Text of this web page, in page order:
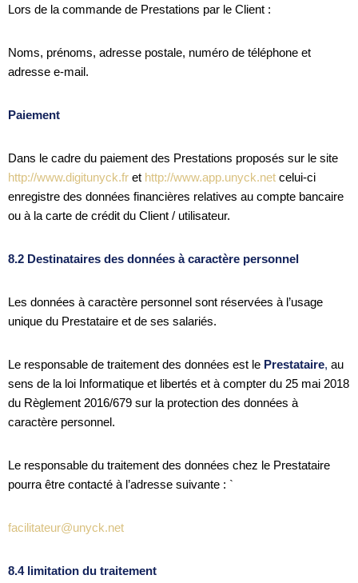
Lors de la commande de Prestations par le Client :
Noms, prénoms, adresse postale, numéro de téléphone et
adresse e-mail.
Paiement
Dans le cadre du paiement des Prestations proposés sur le site
http://www.digitunyck.fr et http://www.app.unyck.net celui-ci
enregistre des données financières relatives au compte bancaire
ou à la carte de crédit du Client / utilisateur.
8.2 Destinataires des données à caractère personnel
Les données à caractère personnel sont réservées à l’usage
unique du Prestataire et de ses salariés.
Le responsable de traitement des données est le Prestataire, au
sens de la loi Informatique et libertés et à compter du 25 mai 2018
du Règlement 2016/679 sur la protection des données à
caractère personnel.
Le responsable du traitement des données chez le Prestataire
pourra être contacté à l’adresse suivante : `
facilitateur@unyck.net
8.4 limitation du traitement